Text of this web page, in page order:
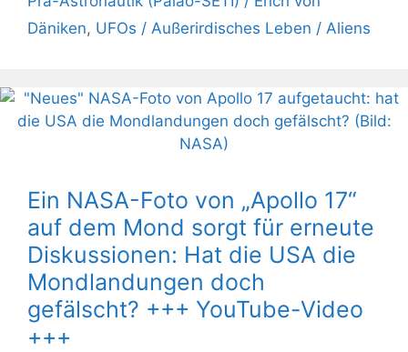
Däniken, UFOs / Außerirdisches Leben / Aliens
Ein NASA-Foto von „Apollo 17“
auf dem Mond sorgt für erneute
Diskussionen: Hat die USA die
Mondlandungen doch
gefälscht? +++ YouTube-Video
+++